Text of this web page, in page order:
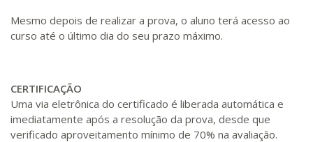
Mesmo depois de realizar a prova, o aluno terá acesso ao
curso até o último dia do seu prazo máximo.
CERTIFICAÇÃO
Uma via eletrônica do certificado é liberada automática e
imediatamente após a resolução da prova, desde que
verificado aproveitamento mínimo de 70% na avaliação.